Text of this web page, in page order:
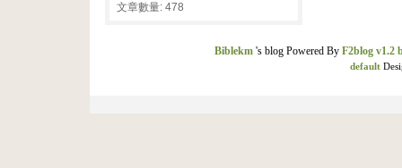
文章數量: 478
Biblekm 's blog Powered By F2blog v1.2
default